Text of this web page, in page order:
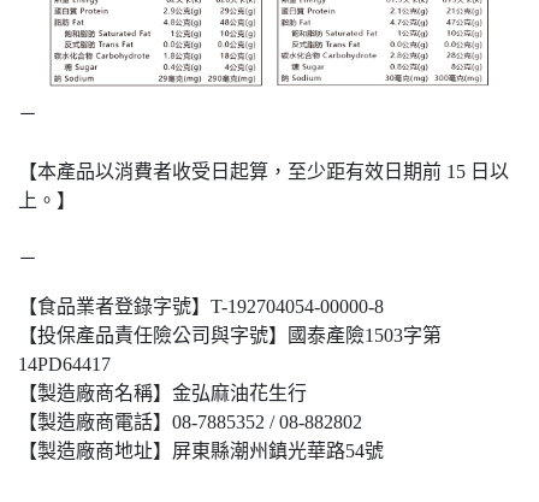
－
【本產品以消費者收受日起算，至少距有效日期前 15 日以
上。】
－
【食品業者登錄字號】T-192704054-00000-8
【投保產品責任險公司與字號】國泰產險1503字第
14PD64417
【製造廠商名稱】金弘麻油花生行
【製造廠商電話】08-7885352 / 08-882802
【製造廠商地址】屏東縣潮州鎮光華路54號